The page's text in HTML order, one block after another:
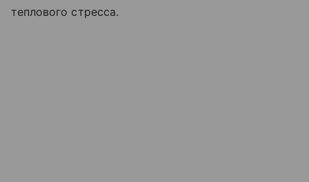
теплового стресса.